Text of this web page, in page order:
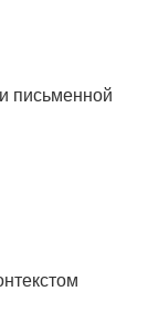
письменной